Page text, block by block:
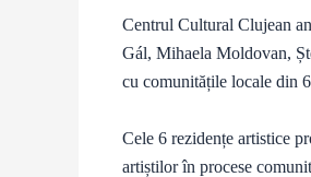
Centrul Cultural Clujean
Gál, Mihaela Moldovan,
cu comunitățile locale din
Cele 6 rezidențe artistice
artiștilor în procese